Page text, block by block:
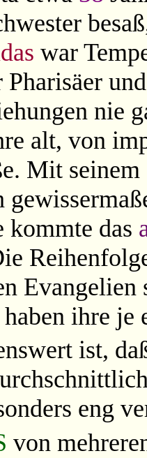
war
Pharisäer
nie
alt, von
Mit
kommte das
ihre je
ist,
eng
von